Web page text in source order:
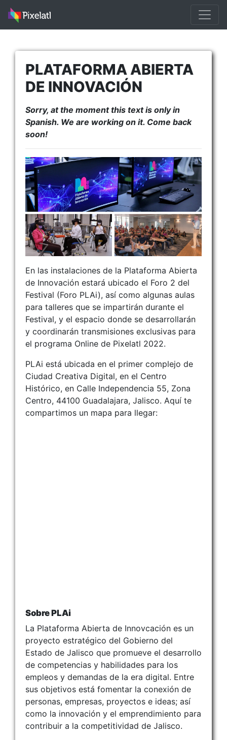
PLATAFORMA ABIERTA
DE INNOVACIÓN
Sorry, at the moment this text is only in
Spanish. We are working on it. Come back
soon!
En las instalaciones de la Plataforma Abierta
de Innovación estará ubicado el Foro 2 del
Festival (Foro PLAi), así como algunas aulas
para talleres que se impartirán durante el
Festival, y el espacio donde se desarrollarán
y coordinarán transmisiones exclusivas para
el programa Online de Pixelatl 2022.
PLAi está ubicada en el primer complejo de
Ciudad Creativa Digital, en el Centro
Histórico, en Calle Independencia 55, Zona
Centro, 44100 Guadalajara, Jalisco. Aquí te
compartimos un mapa para llegar:
Sobre PLAi
La Plataforma Abierta de Innovcación es un
proyecto estratégico del Gobierno del
Estado de Jalisco que promueve el desarrollo
de competencias y habilidades para los
empleos y demandas de la era digital. Entre
sus objetivos está fomentar la conexión de
personas, empresas, proyectos e ideas; así
como la innovación y el emprendimiento para
contribuir a la competitividad de Jalisco.